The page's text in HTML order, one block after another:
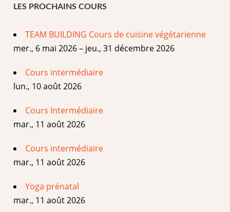
LES PROCHAINS COURS
TEAM BUILDING Cours de cuisine végétarienne
mer., 6 mai 2026 – jeu., 31 décembre 2026
Cours intermédiaire
lun., 10 août 2026
Cours Intermédiaire
mar., 11 août 2026
Cours intermédiaire
mar., 11 août 2026
Yoga prénatal
mar., 11 août 2026